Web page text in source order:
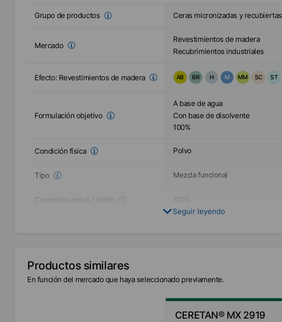
Grupo de productos Ceras micronizadas y recubiertas
Mercado
Revestimientos de madera
Recubrimientos industriales
Efecto: Revestimientos de madera AB BR H M MM SC ST
Formulación objetivo
A base de agua
Con base de disolvente
100%
Condición física Polvo
Tipo Mezcla funcional
Contenido activo / sólido 100 %
Intervalo de fusión
Seguir leyendo
Productos similares
En función del mercado que haya seleccionado previamente.
CERETAN® MX 2919